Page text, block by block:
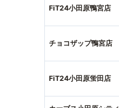
FiT24小田原鴨宮店
チョコザップ鴨宮店
FiT24小田原蛍田店